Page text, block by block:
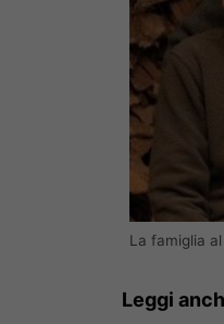
La famiglia
Leggi